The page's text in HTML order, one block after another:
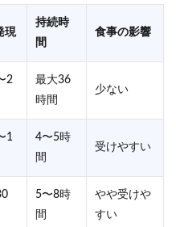
現
持続時
間
食事の影響
2
最大36
時間
少ない
1
4〜5時
間
受けやすい
5〜8時
間
やや受けや
すい